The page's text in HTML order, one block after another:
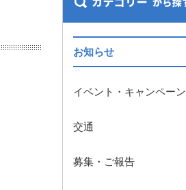
お知らせ
イベント・キャンペーン
交通
募集・ご報告